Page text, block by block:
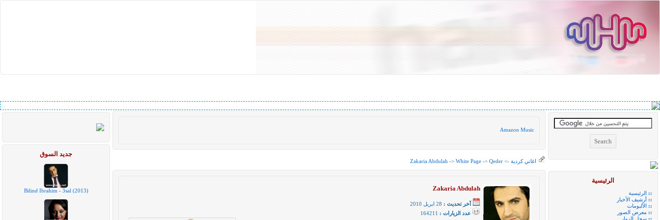
جديد السوق
Bilind Ibrahim - 3sal (2013)
Amazon Music
اغاني كردية ->
Zakaria Abdulah -> White Page -> Qeder
Zakaria Abdulah
آخر تحديث : 28 ابريل 2010
عدد الزيارات :
164211
الرئيسية
::
الرئيسية
::
أرشيف الأخبار
::
الألبومات
:: معرض الصور
:: سجل الزوار